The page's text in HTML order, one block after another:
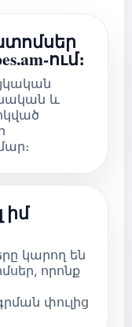
ում։
և
իմ
կարող են
որոնք
փուլից